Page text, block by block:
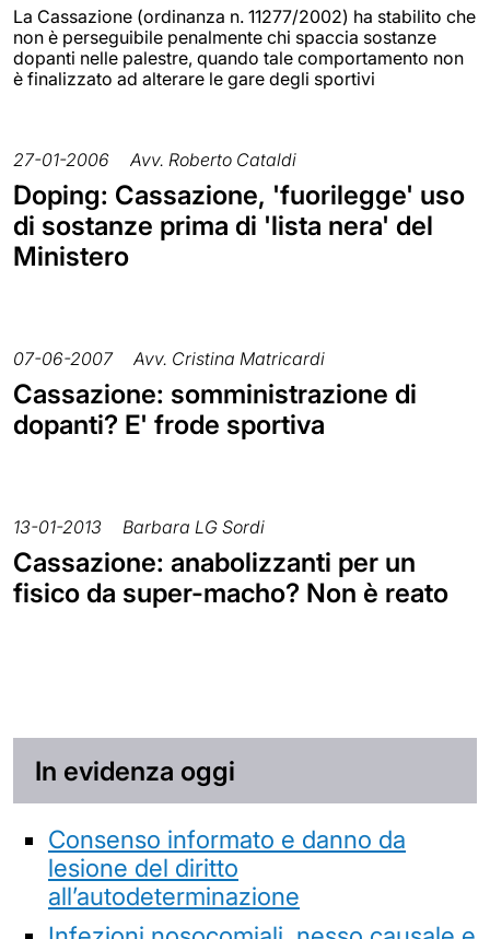
La Cassazione (ordinanza n. 11277/2002) ha stabilito che
non è perseguibile penalmente chi spaccia sostanze
dopanti nelle palestre, quando tale comportamento non
è finalizzato ad alterare le gare degli sportivi
27-01-2006 Avv. Roberto Cataldi
Doping: Cassazione, 'fuorilegge' uso
di sostanze prima di 'lista nera' del
Ministero
07-06-2007 Avv. Cristina Matricardi
Cassazione: somministrazione di
dopanti? E' frode sportiva
13-01-2013 Barbara LG Sordi
Cassazione: anabolizzanti per un
fisico da super-macho? Non è reato
In evidenza oggi
Consenso informato e danno da
lesione del diritto
all’autodeterminazione